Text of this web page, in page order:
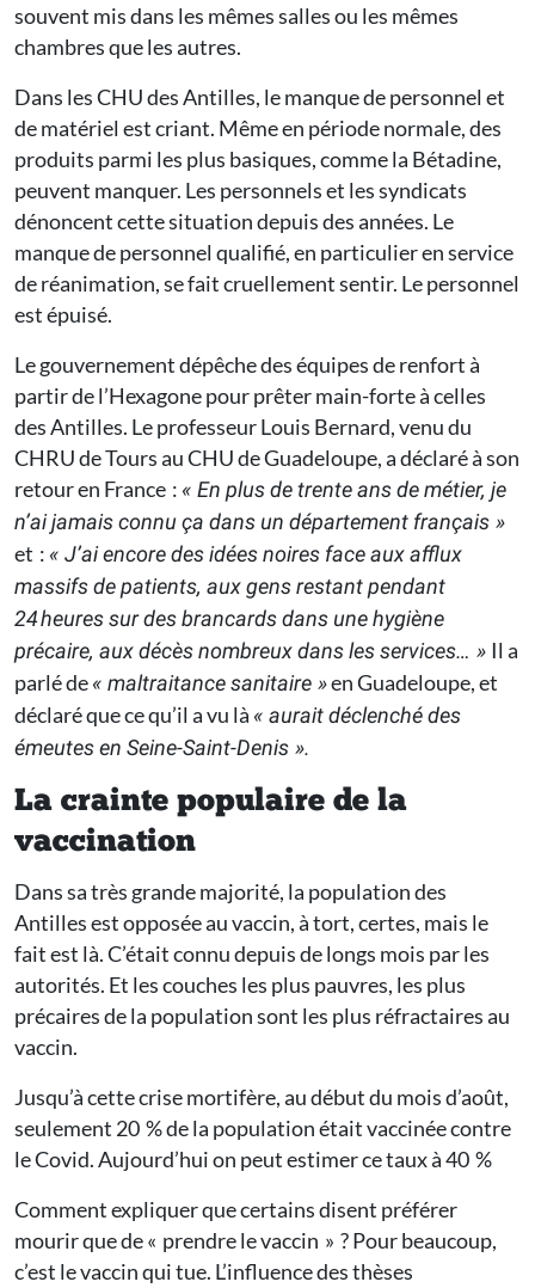
souvent mis dans les mêmes salles ou les mêmes
chambres que les autres.
Dans les CHU des Antilles, le manque de personnel et
de matériel est criant. Même en période normale, des
produits parmi les plus basiques, comme la Bétadine,
peuvent manquer. Les personnels et les syndicats
dénoncent cette situation depuis des années. Le
manque de personnel qualifié, en particulier en service
de réanimation, se fait cruellement sentir. Le personnel
est épuisé.
Le gouvernement dépêche des équipes de renfort à
partir de l’Hexagone pour prêter main-forte à celles
des Antilles. Le professeur Louis Bernard, venu du
CHRU de Tours au CHU de Guadeloupe, a déclaré à son
retour en France : « En plus de trente ans de métier, je
n’ai jamais connu ça dans un département français »
et : « J’ai encore des idées noires face aux afflux
massifs de patients, aux gens restant pendant
24 heures sur des brancards dans une hygiène
précaire, aux décès nombreux dans les services… » Il a
parlé de« maltraitance sanitaire »en Guadeloupe, et
déclaré que ce qu’il a vu là « aurait déclenché des
émeutes en Seine-Saint-Denis ».
La crainte populaire de la
vaccination
Dans sa très grande majorité, la population des
Antilles est opposée au vaccin, à tort, certes, mais le
fait est là. C’était connu depuis de longs mois par les
autorités. Et les couches les plus pauvres, les plus
précaires de la population sont les plus réfractaires au
vaccin.
Jusqu’à cette crise mortifère, au début du mois d’août,
seulement 20 % de la population était vaccinée contre
le Covid. Aujourd’hui on peut estimer ce taux à 40 %
Comment expliquer que certains disent préférer
mourir que de « prendre le vaccin » ? Pour beaucoup,
c’est le vaccin qui tue. L’influence des thèses